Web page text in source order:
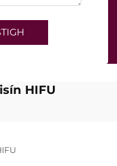
HIFU